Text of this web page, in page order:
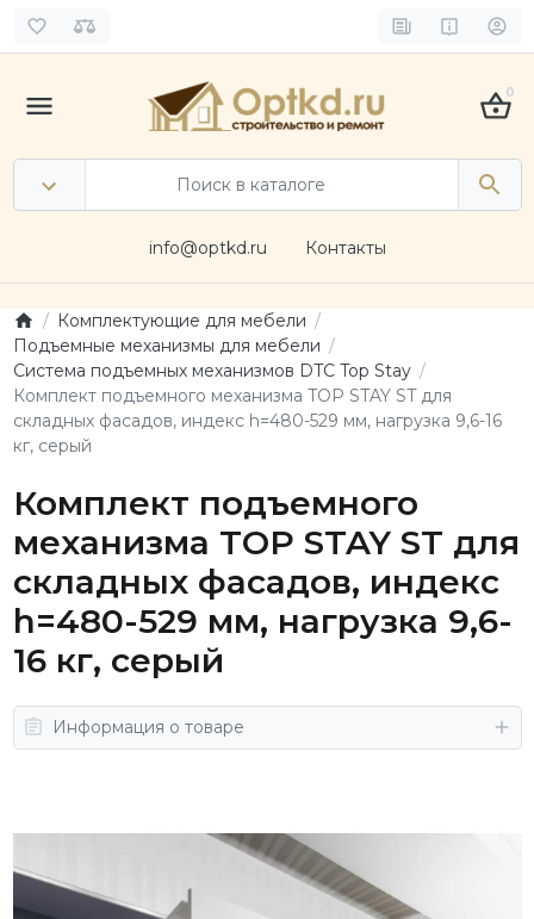
0
info@optkd.ru Контакты
Комплектующие для мебели
Подъемные механизмы для мебели
Система подъемных механизмов DTC Top Stay
Комплект подъемного механизма TOP STAY ST для
складных фасадов, индекс h=480-529 мм, нагрузка 9,6-16
кг, серый
Комплект подъемного
механизма TOP STAY ST для
складных фасадов, индекс
h=480-529 мм, нагрузка 9,6-
16 кг, серый
Информация о товаре